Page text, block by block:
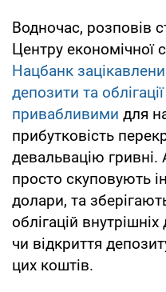
Водночас, розповів
Центру економічної
Нацбанк
депозити та
привабливими для
прибутковість
девальвацію гривні.
просто скуповують
долари, та
облігацій
чи відкриття
цих коштів.